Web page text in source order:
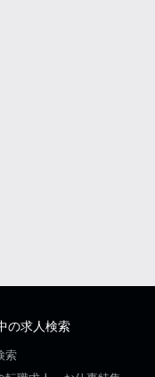
の求人検索
索